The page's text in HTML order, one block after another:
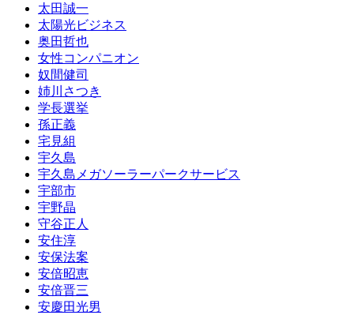
太田誠一
太陽光ビジネス
奥田哲也
女性コンパニオン
奴間健司
姉川さつき
学長選挙
孫正義
宅見組
宇久島
宇久島メガソーラーパークサービス
宇部市
宇野晶
守谷正人
安住淳
安保法案
安倍昭恵
安倍晋三
安慶田光男